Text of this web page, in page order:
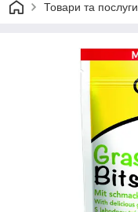
Товари та послуги